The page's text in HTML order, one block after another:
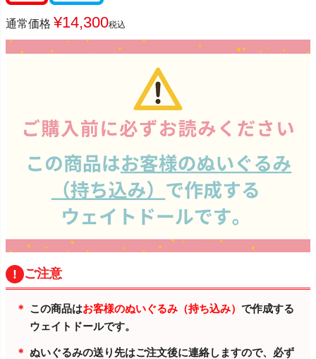
通常価格 ¥14,300税込
ご注意
この商品はお客様のぬいぐるみ（持ち込み） で作成する
ウェイトドールです。
ぬいぐるみの送り先はご注文後に連絡しますので、必ず